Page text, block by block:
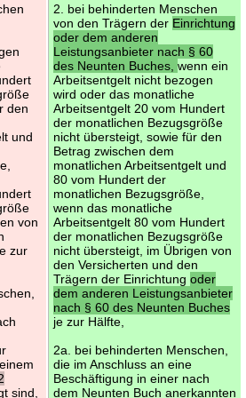
den
und
von
zur
sind,
2. bei behinderten Menschen
von den Trägern der Einrichtung
oder dem anderen
Leistungsanbieter nach § 60
des Neunten Buches, wenn ein
Arbeitsentgelt nicht bezogen
wird oder das monatliche
Arbeitsentgelt 20 vom Hundert
der monatlichen Bezugsgröße
nicht übersteigt, sowie für den
Betrag zwischen dem
monatlichen Arbeitsentgelt und
80 vom Hundert der
monatlichen Bezugsgröße,
wenn das monatliche
Arbeitsentgelt 80 vom Hundert
der monatlichen Bezugsgröße
nicht übersteigt, im Übrigen von
den Versicherten und den
Trägern der Einrichtung oder
dem anderen Leistungsanbieter
nach § 60 des Neunten Buches
je zur Hälfte,
2a. bei behinderten Menschen,
die im Anschluss an eine
Beschäftigung in einer nach
dem Neunten Buch anerkannten